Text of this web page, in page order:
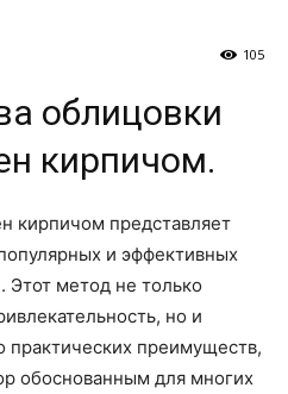
105
облицовки
кирпичом.
кирпичом представляет
и эффективных
Этот метод не только
но и
практических преимуществ,
обоснованным для многих